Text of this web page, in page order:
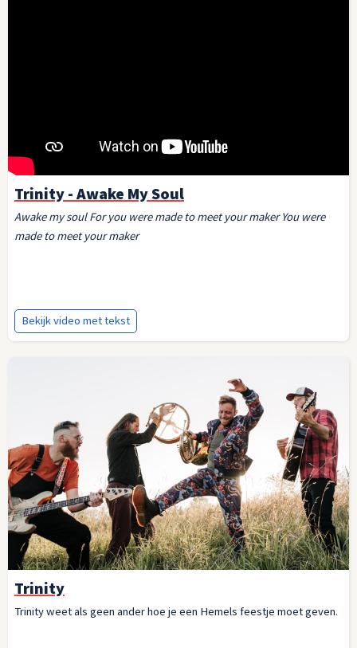
Trinity - Awake My Soul
Awake my soul For you were made to meet your maker You were
made to meet your maker
Bekijk video met tekst
Trinity
Trinity weet als geen ander hoe je een Hemels feestje moet geven.